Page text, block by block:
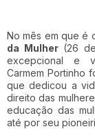
No mês em que é
da Mulher(26 de
excepcional e
Carmem Portinho
que dedicou a
direito das
educação das
até por seu